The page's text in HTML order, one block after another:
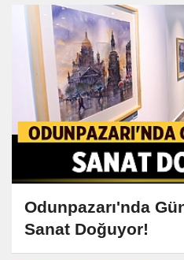
Odunpazarı'nda
Sanat Doğuyor!